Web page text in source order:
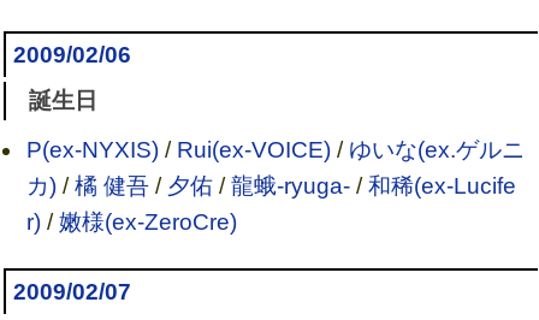
2009/02/06
誕生日
P(ex-NYXIS)/ Rui(ex-VOICE)/ ゆいな(ex.ゲルニ
カ)/橘 健吾/ 夕佑/龍蛾-ryuga-/和稀(ex-Lucife
r)/嫩様(ex-ZeroCre)
2009/02/07